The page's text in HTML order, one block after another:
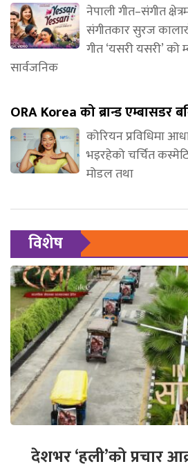
नेपाली गीत–संगीत
संगीतकार सुरज
गीत ‘यसरी यसरी’ को
सार्वजनिक
ORA Korea को ब्रान्ड एम्बासडर
कोरियन प्रविधिमा
भइरहेको चर्चित
मोडल तथा
विशेष
देशभर ‘हली’को प्रचार